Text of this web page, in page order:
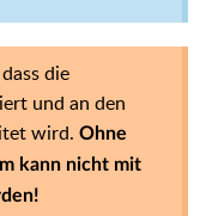
die
und an den
wird. Ohne
kann nicht mit